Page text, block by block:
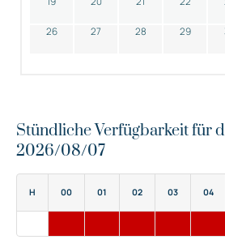
26 27 28 29
Stündliche Verfügbarkeit für
2026/08/07
H 00 01 02 03 04